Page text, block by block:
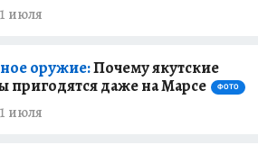
июля
оружие:Почему якутские
пригодятся даже на Марсе
ФОТО
июля